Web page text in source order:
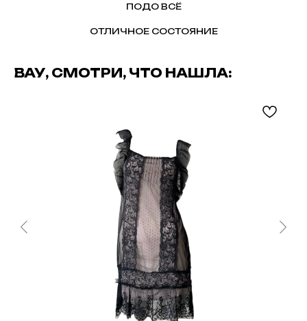
ПОДО ВСЁ
ОТЛИЧНОЕ СОСТОЯНИЕ
ВАУ, СМОТРИ, ЧТО НАШЛА: